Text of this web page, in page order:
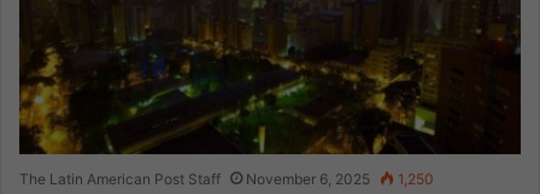
The Latin American Post Staff November 6, 2025 1,250